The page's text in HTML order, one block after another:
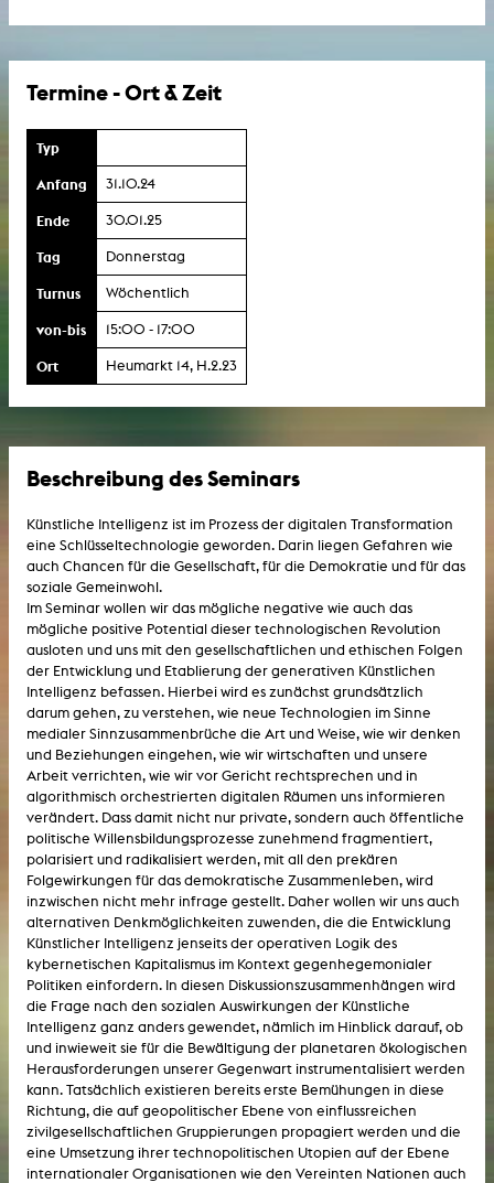
Termine - Ort & Zeit
Typ
Anfang 31.10.24
Ende 30.01.25
Tag Donnerstag
Turnus Wöchentlich
von-bis 15:00 - 17:00
Ort Heumarkt 14, H.2.23
Beschreibung des Seminars
Künstliche Intelligenz ist im Prozess der digitalen Transformation
eine Schlüsseltechnologie geworden. Darin liegen Gefahren wie
auch Chancen für die Gesellschaft, für die Demokratie und für das
soziale Gemeinwohl.
Im Seminar wollen wir das mögliche negative wie auch das
mögliche positive Potential dieser technologischen Revolution
ausloten und uns mit den gesellschaftlichen und ethischen Folgen
der Entwicklung und Etablierung der generativen Künstlichen
Intelligenz befassen. Hierbei wird es zunächst grundsätzlich
darum gehen, zu verstehen, wie neue Technologien im Sinne
medialer Sinnzusammenbrüche die Art und Weise, wie wir denken
und Beziehungen eingehen, wie wir wirtschaften und unsere
Arbeit verrichten, wie wir vor Gericht rechtsprechen und in
algorithmisch orchestrierten digitalen Räumen uns informieren
verändert. Dass damit nicht nur private, sondern auch öffentliche
politische Willensbildungsprozesse zunehmend fragmentiert,
polarisiert und radikalisiert werden, mit all den prekären
Folgewirkungen für das demokratische Zusammenleben, wird
inzwischen nicht mehr infrage gestellt. Daher wollen wir uns auch
alternativen Denkmöglichkeiten zuwenden, die die Entwicklung
Künstlicher Intelligenz jenseits der operativen Logik des
kybernetischen Kapitalismus im Kontext gegenhegemonialer
Politiken einfordern. In diesen Diskussionszusammenhängen wird
die Frage nach den sozialen Auswirkungen der Künstliche
Intelligenz ganz anders gewendet, nämlich im Hinblick darauf, ob
und inwieweit sie für die Bewältigung der planetaren ökologischen
Herausforderungen unserer Gegenwart instrumentalisiert werden
kann. Tatsächlich existieren bereits erste Bemühungen in diese
Richtung, die auf geopolitischer Ebene von einflussreichen
zivilgesellschaftlichen Gruppierungen propagiert werden und die
eine Umsetzung ihrer technopolitischen Utopien auf der Ebene
internationaler Organisationen wie den Vereinten Nationen auch